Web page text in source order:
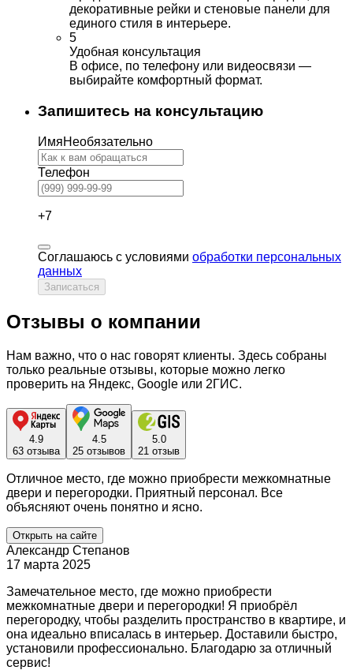
декоративные рейки и стеновые панели для
единого стиля в интерьере.
5
Удобная консультация
В офисе, по телефону или видеосвязи —
выбирайте комфортный формат.
Запишитесь на консультацию
ИмяНеобязательно
Телефон
+7
Соглашаюсь с условиями обработки персональных
данных
Записаться
Отзывы о компании
Нам важно, что о нас говорят клиенты. Здесь собраны
только реальные отзывы, которые можно легко
проверить на Яндекс, Google или 2ГИС.
4.9
63 отзыва
4.5
25 отзывов
5.0
21 отзыв
Отличное место, где можно приобрести межкомнатные
двери и перегородки. Приятный персонал. Все
объясняют очень понятно и ясно.
Открыть на сайте
Александр Степанов
17 марта 2025
Замечательное место, где можно приобрести
межкомнатные двери и перегородки! Я приобрёл
перегородку, чтобы разделить пространство в квартире, и
она идеально вписалась в интерьер. Доставили быстро,
установили профессионально. Благодарю за отличный
сервис!